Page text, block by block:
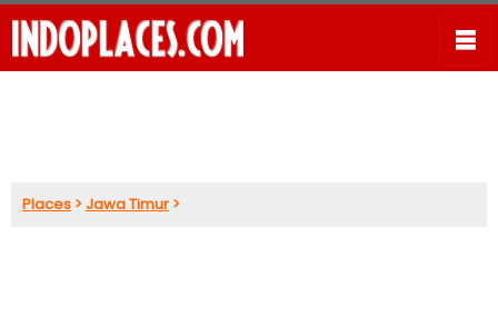
Places >Jawa Timur >